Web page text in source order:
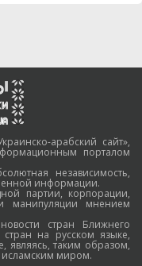
арабский сайт»,
порталом
независимость,
информации.
партии, корпорации,
манипуляции мнением
стран Ближнего
стран на русском языке,
являясь, таким образом,
миром.